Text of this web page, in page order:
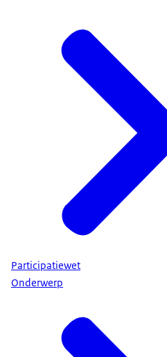
Participatiewet
Onderwerp